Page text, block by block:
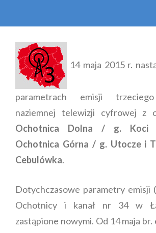
14 maja 2015 r.
parametrach emisji
naziemnej telewizji cyfrowej z
Ochotnica Dolna / g. Koci
Ochotnica Górna / g. Utocze i
Cebulówka.
Dotychczasowe parametry emisji
Ochotnicy i kanał nr 34 w
zastąpione nowymi. Od 14 maja br.